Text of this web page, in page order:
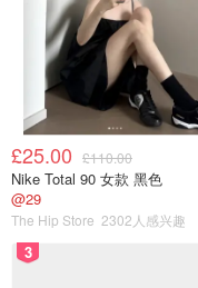
图片来自
英国峰区旅游景点
Chrome Hill /
Chrome Hill 和
观，穿越两座山的步行
£25.00 £110.00
Nike Total 90 女款 黑色
@29
The Hip Store 2302人感兴趣
3